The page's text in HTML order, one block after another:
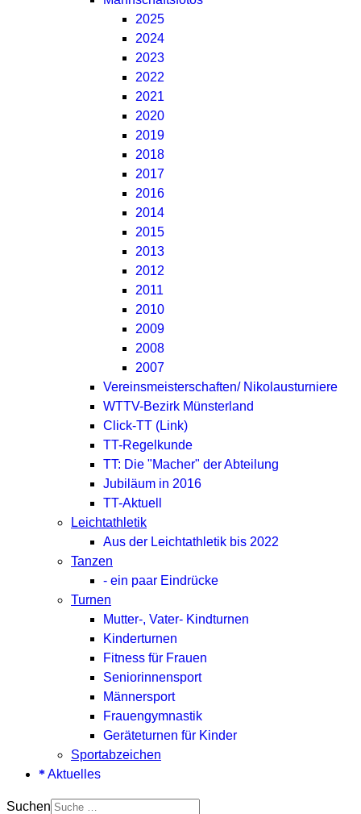
2025
2024
2023
2022
2021
2020
2019
2018
2017
2016
2014
2015
2013
2012
2011
2010
2009
2008
2007
Vereinsmeisterschaften/ Nikolausturniere
WTTV-Bezirk Münsterland
Click-TT (Link)
TT-Regelkunde
TT: Die "Macher" der Abteilung
Jubiläum in 2016
TT-Aktuell
Leichtathletik
Aus der Leichtathletik bis 2022
Tanzen
- ein paar Eindrücke
Turnen
Mutter-, Vater- Kindturnen
Kinderturnen
Fitness für Frauen
Seniorinnensport
Männersport
Frauengymnastik
Geräteturnen für Kinder
Sportabzeichen
Aktuelles
Suchen